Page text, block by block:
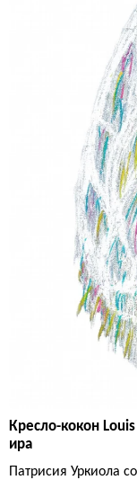
Кресло-кокон
ира
Патрисия Уркиола